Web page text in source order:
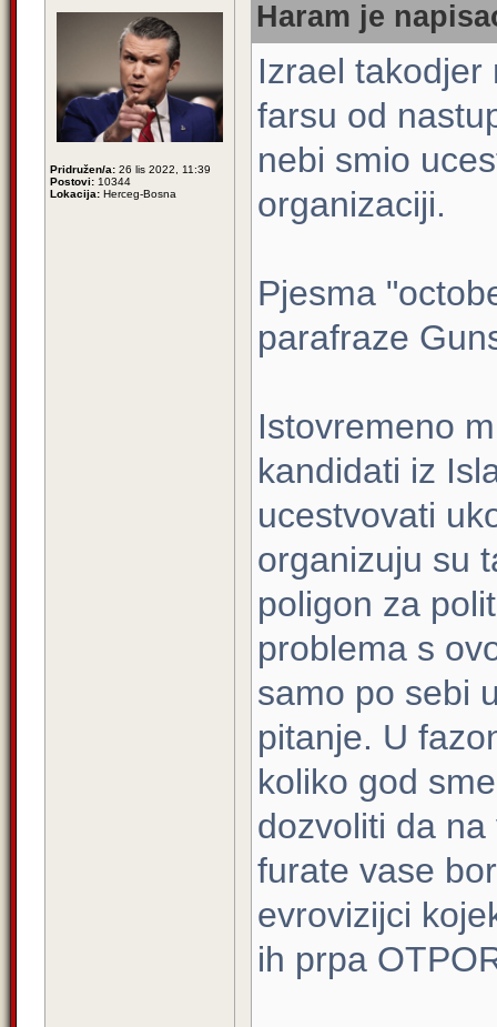
Pridružen/a: 26 lis 2022, 11:39
Postovi: 10344
Lokacija: Herceg-Bosna
Haram je
Izrael
farsu od
nebi smio
organizaciji.
Pjesma
parafraze
Istovremeno
kandidati iz
ucestvovati
organizuju su
poligon za
problema s
samo po sebi
pitanje. U
koliko god
dozvoliti da
furate vase
evrovizijci
ih prpa